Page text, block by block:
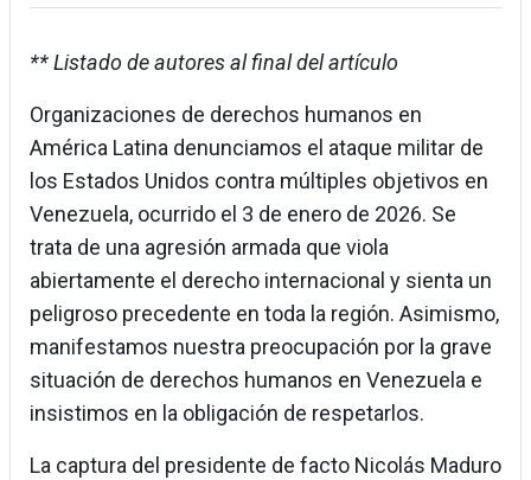
** Listado de autores al final del artículo
Organizaciones de derechos humanos en
América Latina denunciamos el ataque militar de
los Estados Unidos contra múltiples objetivos en
Venezuela, ocurrido el 3 de enero de 2026. Se
trata de una agresión armada que viola
abiertamente el derecho internacional y sienta un
peligroso precedente en toda la región. Asimismo,
manifestamos nuestra preocupación por la grave
situación de derechos humanos en Venezuela e
insistimos en la obligación de respetarlos.
La captura del presidente de facto Nicolás Maduro